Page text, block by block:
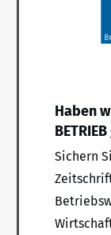
Haben
Sichern